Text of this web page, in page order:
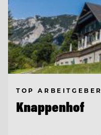
TOP ARBEITGEBER
Knappenhof